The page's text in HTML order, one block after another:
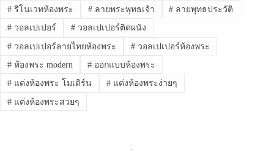
#รีโนเวทห้องพระ #ลายพระพุทธเจ้า # ลายพุทธประวัติ
#วอลเปเปอร์ #วอลเปเปอร์ติดผนัง
#วอลเปเปอร์ลายไทยห้องพระ #วอลเปเปอร์ห้องพระ
#ห้องพระ modern #ออกแบบห้องพระ
#แต่งห้องพระ โมเดิร์น #แต่งห้องพระง่ายๆ
#แต่งห้องพระสวยๆ